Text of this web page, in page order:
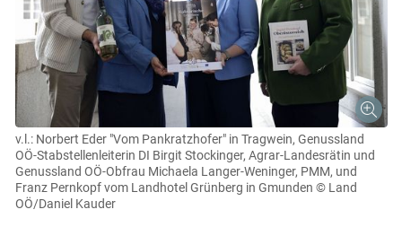
v.l.: Norbert Eder "Vom Pankratzhofer" in Tragwein, Genussland
OÖ-Stabstellenleiterin DI Birgit Stockinger, Agrar-Landesrätin und
Genussland OÖ-Obfrau Michaela Langer-Weninger, PMM, und
Franz Pernkopf vom Landhotel Grünberg in Gmunden © Land
OÖ/Daniel Kauder